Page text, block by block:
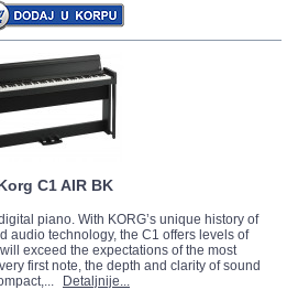
C1 AIR BK
piano. With KORG’s unique history of
audio technology, the C1 offers levels of
exceed the expectations of the most
first note, the depth and clarity of sound
Detaljnije...